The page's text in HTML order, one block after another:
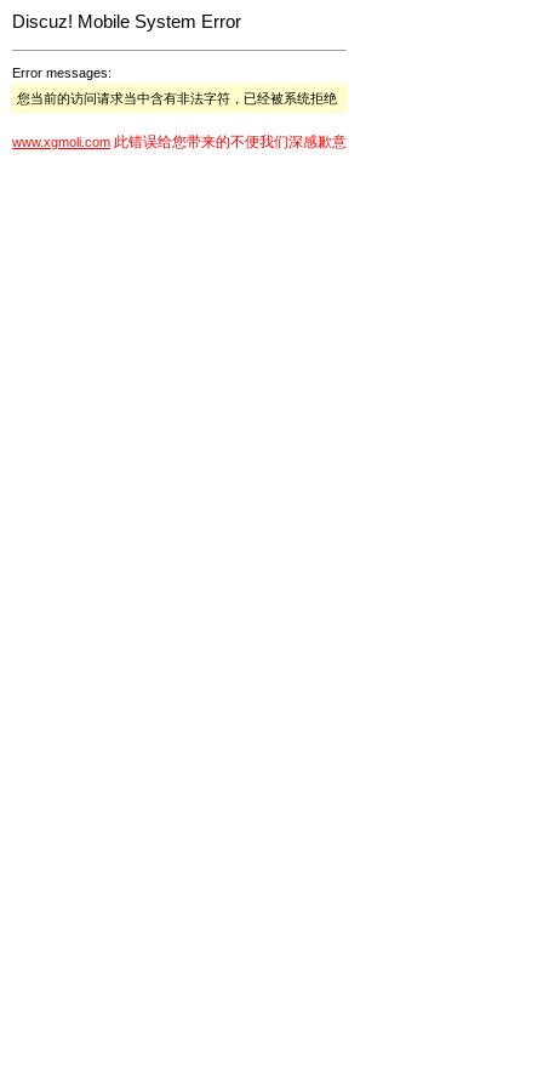
Discuz! Mobile System Error
Error messages:
您当前的访问请求当中含有非法字符，已经被系统拒绝
www.xgmoli.com 此错误给您带来的不便我们深感歉意